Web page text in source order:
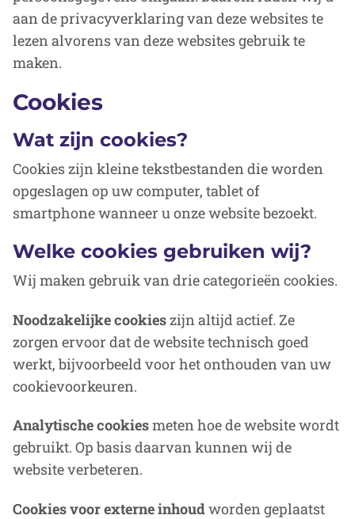
aan de privacyverklaring van deze websites te
lezen alvorens van deze websites gebruik te
maken.
Cookies
Wat zijn cookies?
Cookies zijn kleine tekstbestanden die worden
opgeslagen op uw computer, tablet of
smartphone wanneer u onze website bezoekt.
Welke cookies gebruiken wij?
Wij maken gebruik van drie categorieën cookies.
Noodzakelijke cookies zijn altijd actief. Ze
zorgen ervoor dat de website technisch goed
werkt, bijvoorbeeld voor het onthouden van uw
cookievoorkeuren.
Analytische cookiesmeten hoe de website wordt
gebruikt. Op basis daarvan kunnen wij de
website verbeteren.
Cookies voor externe inhoudworden geplaatst